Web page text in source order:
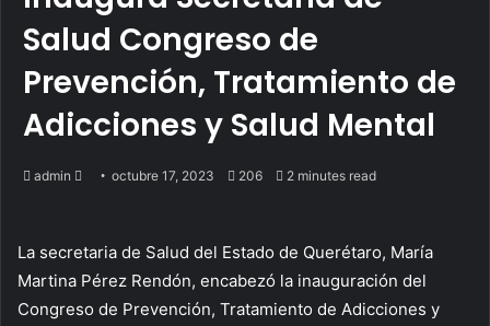
Salud Congreso de
Prevención, Tratamiento de
Adicciones y Salud Mental
admin
Sendoctubre 17, 2023 206 2 minutes read
La secretaria de Salud del Estado de Querétaro, María
Martina Pérez Rendón, encabezó la inauguración del
Congreso de Prevención, Tratamiento de Adicciones y